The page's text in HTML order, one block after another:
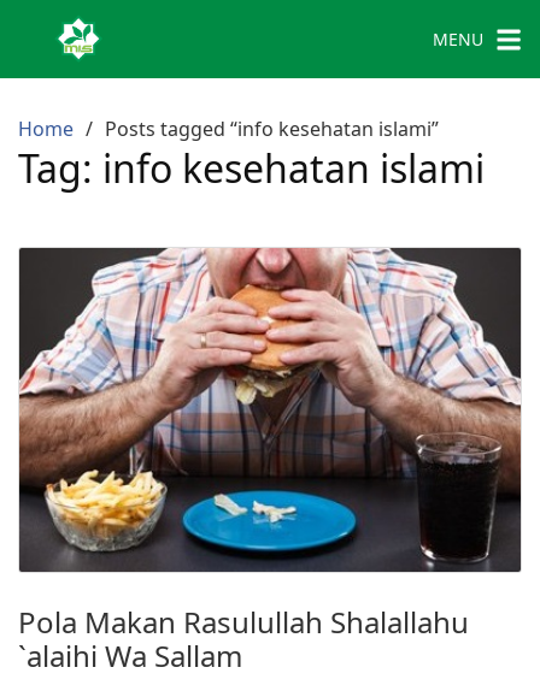
MENU
Home Posts tagged “info kesehatan islami”
Tag: info kesehatan islami
Pola Makan Rasulullah Shalallahu
`alaihi Wa Sallam